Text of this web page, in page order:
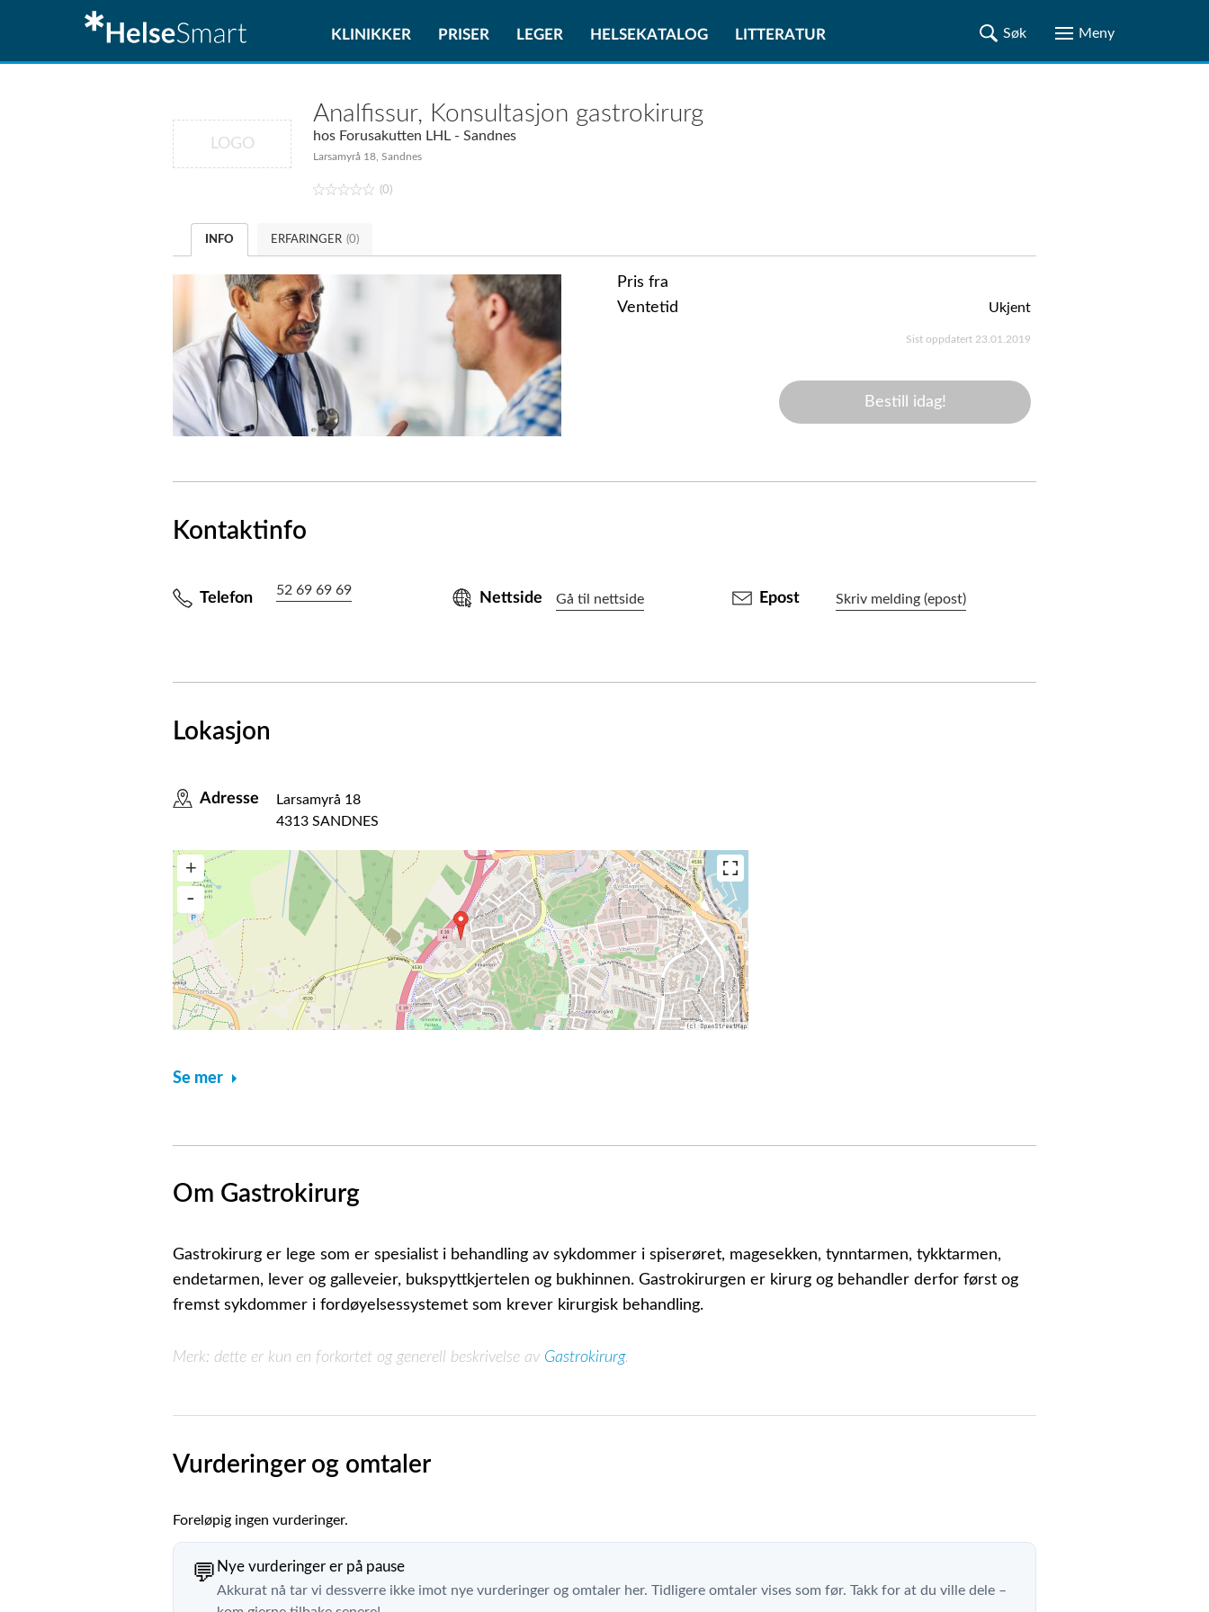
KLINIKKER PRISER LEGER HELSEKATALOG LITTERATUR
LOGO
Analfissur, Konsultasjon gastrokirurg
hos Forusakutten LHL - Sandnes
Larsamyrå 18, Sandnes
(0)
INFO ERFARINGER (0)
Pris fra
Ventetid
Ukjent
Sist oppdatert 23.01.2019
Bestill idag!
Kontaktinfo
Telefon 52 69 69 69 Nettside Gå til nettside Epost Skriv melding (epost)
Lokasjon
Adresse
Larsamyrå 18
4313 SANDNES
Se mer
Om Gastrokirurg
Gastrokirurg er lege som er spesialist i behandling av sykdommer i spiserøret, magesekken, tynntarmen, tykktarmen,
endetarmen, lever og galleveier, bukspyttkjertelen og bukhinnen. Gastrokirurgen er kirurg og behandler derfor først og
fremst sykdommer i fordøyelsessystemet som krever kirurgisk behandling.
Merk: dette er kun en forkortet og generell beskrivelse av Gastrokirurg.
Vurderinger og omtaler
Foreløpig ingen vurderinger.
💬 Nye vurderinger er på pause
Akkurat nå tar vi dessverre ikke imot nye vurderinger og omtaler her. Tidligere omtaler vises som før. Takk for at du ville dele –